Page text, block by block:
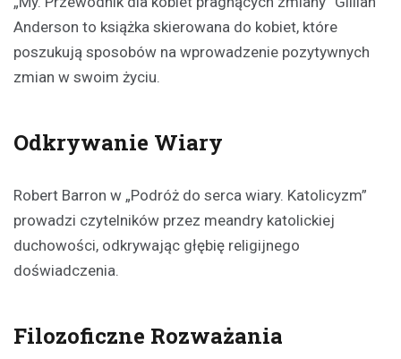
Anderson to książka skierowana do kobiet, które
poszukują sposobów na wprowadzenie pozytywnych
zmian w swoim życiu.
Odkrywanie Wiary
Robert Barron w „Podróż do serca wiary. Katolicyzm”
prowadzi czytelników przez meandry katolickiej
duchowości, odkrywając głębię religijnego
doświadczenia.
Filozoficzne Rozważania